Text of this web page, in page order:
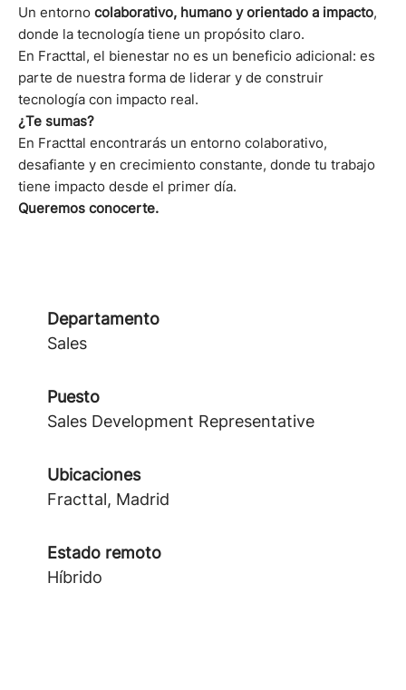
Un entorno colaborativo, humano y orientado a impacto,
donde la tecnología tiene un propósito claro.
En Fracttal, el bienestar no es un beneficio adicional: es
parte de nuestra forma de liderar y de construir
tecnología con impacto real.
¿Te sumas?
En Fracttal encontrarás un entorno colaborativo,
desafiante y en crecimiento constante, donde tu trabajo
tiene impacto desde el primer día.
Queremos conocerte.
Departamento
Sales
Puesto
Sales Development Representative
Ubicaciones
Fracttal, Madrid
Estado remoto
Híbrido